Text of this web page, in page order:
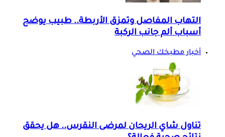
التهاب المفاصل وتمزق الأربطة.. طبيب يوضح
أسباب ألم جانب الركبة
أخبار مطبخك الصحي
تناول شاي الريحان لمرضى النقرس.. هل يحقق